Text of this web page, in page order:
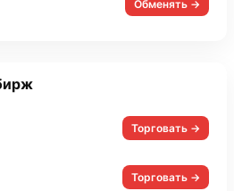
Обменять →
Торговать →
Торговать →